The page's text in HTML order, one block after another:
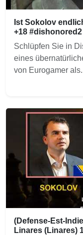
Ist Sokolov
+18 #dishonored2
Schlüpfen Sie in
eines
von Eurogamer
(Defense-Est-
Linares (Linares)